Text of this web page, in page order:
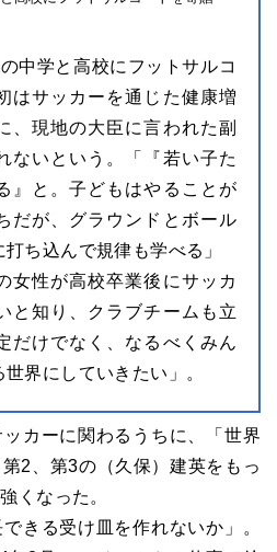
中学と高校にフットサルコ
はサッカーを通じた健康増
、現地の大臣に言われた副
ないという。「『若い子た
』と。子どもはやることが
だが、グラウンドとボール
ち込んで規律も学べる」
女性が高校卒業後にサッカ
と知り、クラブチームも立
だけでなく、なるべくみん
界にしていきたい」。
カーに関わるうちに、「世界
2、第3の（久保）建英をもっ
くなった。
きる受け皿を作れないか」。